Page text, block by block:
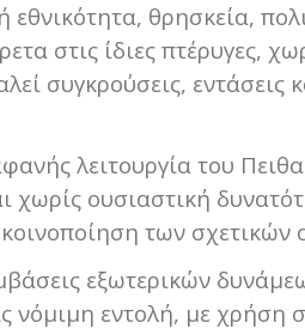
εθνικότητα, θρησκεία,
στις ίδιες πτέρυγες,
συγκρούσεις,
λειτουργία του
χωρίς ουσιαστική
κοινοποίηση των
εξωτερικών
νόμιμη εντολή, με